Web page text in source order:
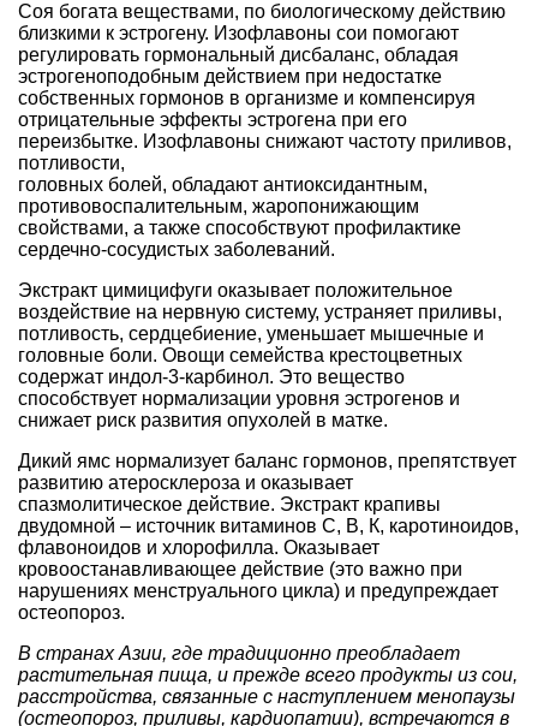
Соя богата веществами, по биологическому действию
близкими к эстрогену. Изофлавоны сои помогают
регулировать гормональный дисбаланс, обладая
эстрогеноподобным действием при недостатке
собственных гормонов в организме и компенсируя
отрицательные эффекты эстрогена при его
переизбытке. Изофлавоны снижают частоту приливов,
потливости,
головных болей, обладают антиоксидантным,
противовоспалительным, жаропонижающим
свойствами, а также способствуют профилактике
сердечно-сосудистых заболеваний.
Экстракт цимицифуги оказывает положительное
воздействие на нервную систему, устраняет приливы,
потливость, сердцебиение, уменьшает мышечные и
головные боли. Овощи семейства крестоцветных
содержат индол-3-карбинол. Это вещество
способствует нормализации уровня эстрогенов и
снижает риск развития опухолей в матке.
Дикий ямс нормализует баланс гормонов, препятствует
развитию атеросклероза и оказывает
спазмолитическое действие. Экстракт крапивы
двудомной – источник витаминов С, В, К, каротиноидов,
флавоноидов и хлорофилла. Оказывает
кровоостанавливающее действие (это важно при
нарушениях менструального цикла) и предупреждает
остеопороз.
В странах Азии, где традиционно преобладает
растительная пища, и прежде всего продукты из сои,
расстройства, связанные с наступлением менопаузы
(остеопороз, приливы, кардиопатии), встречаются в